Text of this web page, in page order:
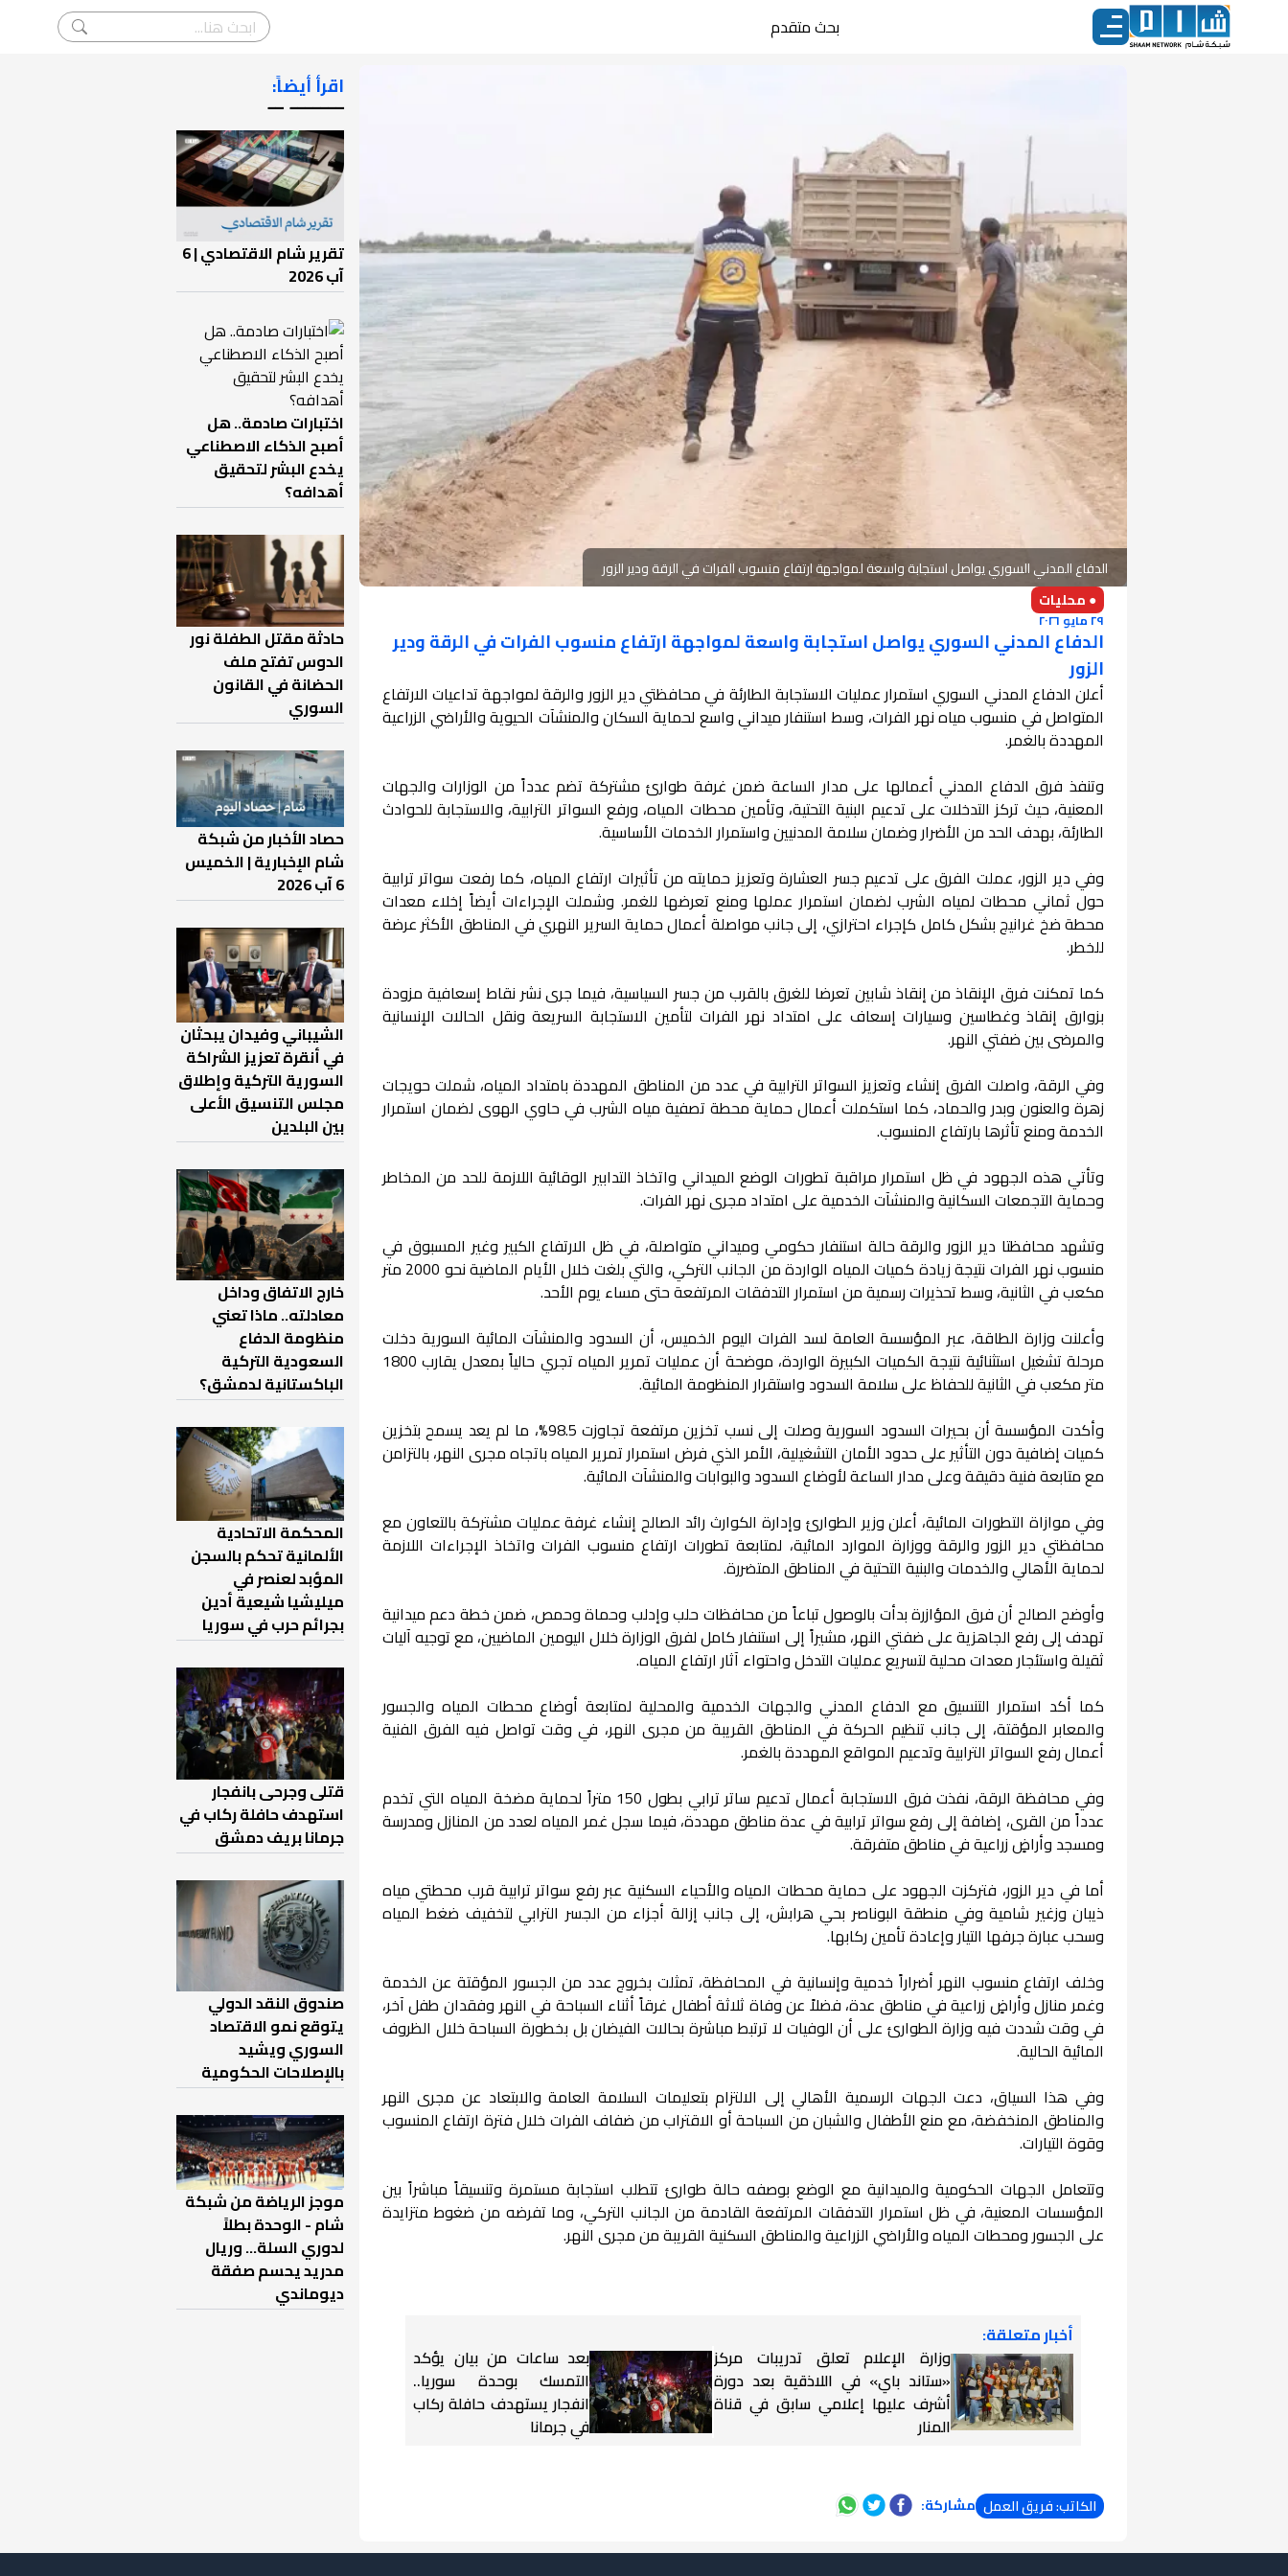
بحث متقدم
الدفاع المدني السوري يواصل استجابة واسعة لمواجهة ارتفاع منسوب الفرات في الرقة ودير الزور
● محليات
٢٩ مايو ٢٠٢٦
الدفاع المدني السوري يواصل استجابة واسعة لمواجهة ارتفاع منسوب الفرات في الرقة ودير
الزور
أعلن الدفاع المدني السوري استمرار عمليات الاستجابة الطارئة في محافظتي دير الزور والرقة لمواجهة تداعيات الارتفاع
المتواصل في منسوب مياه نهر الفرات، وسط استنفار ميداني واسع لحماية السكان والمنشآت الحيوية والأراضي الزراعية
المهددة بالغمر.
وتنفذ فرق الدفاع المدني أعمالها على مدار الساعة ضمن غرفة طوارئ مشتركة تضم عدداً من الوزارات والجهات
المعنية، حيث تركز التدخلات على تدعيم البنية التحتية، وتأمين محطات المياه، ورفع السواتر الترابية، والاستجابة للحوادث
الطارئة، بهدف الحد من الأضرار وضمان سلامة المدنيين واستمرار الخدمات الأساسية.
وفي دير الزور، عملت الفرق على تدعيم جسر العشارة وتعزيز حمايته من تأثيرات ارتفاع المياه، كما رفعت سواتر ترابية
حول ثماني محطات لمياه الشرب لضمان استمرار عملها ومنع تعرضها للغمر. وشملت الإجراءات أيضاً إخلاء معدات
محطة ضخ غرانيج بشكل كامل كإجراء احترازي، إلى جانب مواصلة أعمال حماية السرير النهري في المناطق الأكثر عرضة
للخطر.
كما تمكنت فرق الإنقاذ من إنقاذ شابين تعرضا للغرق بالقرب من جسر السياسية، فيما جرى نشر نقاط إسعافية مزودة
بزوارق إنقاذ وغطاسين وسيارات إسعاف على امتداد نهر الفرات لتأمين الاستجابة السريعة ونقل الحالات الإنسانية
والمرضى بين ضفتي النهر.
وفي الرقة، واصلت الفرق إنشاء وتعزيز السواتر الترابية في عدد من المناطق المهددة بامتداد المياه، شملت حويجات
زهرة والعنون وبدر والحماد، كما استكملت أعمال حماية محطة تصفية مياه الشرب في حاوي الهوى لضمان استمرار
الخدمة ومنع تأثرها بارتفاع المنسوب.
وتأتي هذه الجهود في ظل استمرار مراقبة تطورات الوضع الميداني واتخاذ التدابير الوقائية اللازمة للحد من المخاطر
وحماية التجمعات السكانية والمنشآت الخدمية على امتداد مجرى نهر الفرات.
وتشهد محافظتا دير الزور والرقة حالة استنفار حكومي وميداني متواصلة، في ظل الارتفاع الكبير وغير المسبوق في
منسوب نهر الفرات نتيجة زيادة كميات المياه الواردة من الجانب التركي، والتي بلغت خلال الأيام الماضية نحو 2000 متر
مكعب في الثانية، وسط تحذيرات رسمية من استمرار التدفقات المرتفعة حتى مساء يوم الأحد.
وأعلنت وزارة الطاقة، عبر المؤسسة العامة لسد الفرات اليوم الخميس، أن السدود والمنشآت المائية السورية دخلت
مرحلة تشغيل استثنائية نتيجة الكميات الكبيرة الواردة، موضحة أن عمليات تمرير المياه تجري حالياً بمعدل يقارب 1800
متر مكعب في الثانية للحفاظ على سلامة السدود واستقرار المنظومة المائية.
وأكدت المؤسسة أن بحيرات السدود السورية وصلت إلى نسب تخزين مرتفعة تجاوزت 98.5%، ما لم يعد يسمح بتخزين
كميات إضافية دون التأثير على حدود الأمان التشغيلية، الأمر الذي فرض استمرار تمرير المياه باتجاه مجرى النهر، بالتزامن
مع متابعة فنية دقيقة وعلى مدار الساعة لأوضاع السدود والبوابات والمنشآت المائية.
وفي موازاة التطورات المائية، أعلن وزير الطوارئ وإدارة الكوارث رائد الصالح إنشاء غرفة عمليات مشتركة بالتعاون مع
محافظتي دير الزور والرقة ووزارة الموارد المائية، لمتابعة تطورات ارتفاع منسوب الفرات واتخاذ الإجراءات اللازمة
لحماية الأهالي والخدمات والبنية التحتية في المناطق المتضررة.
وأوضح الصالح أن فرق المؤازرة بدأت بالوصول تباعاً من محافظات حلب وإدلب وحماة وحمص، ضمن خطة دعم ميدانية
تهدف إلى رفع الجاهزية على ضفتي النهر، مشيراً إلى استنفار كامل لفرق الوزارة خلال اليومين الماضيين، مع توجيه آليات
ثقيلة واستئجار معدات محلية لتسريع عمليات التدخل واحتواء آثار ارتفاع المياه.
كما أكد استمرار التنسيق مع الدفاع المدني والجهات الخدمية والمحلية لمتابعة أوضاع محطات المياه والجسور
والمعابر المؤقتة، إلى جانب تنظيم الحركة في المناطق القريبة من مجرى النهر، في وقت تواصل فيه الفرق الفنية
أعمال رفع السواتر الترابية وتدعيم المواقع المهددة بالغمر.
وفي محافظة الرقة، نفذت فرق الاستجابة أعمال تدعيم ساتر ترابي بطول 150 متراً لحماية مضخة المياه التي تخدم
عدداً من القرى، إضافة إلى رفع سواتر ترابية في عدة مناطق مهددة، فيما سجل غمر المياه لعدد من المنازل ومدرسة
ومسجد وأراضٍ زراعية في مناطق متفرقة.
أما في دير الزور، فتركزت الجهود على حماية محطات المياه والأحياء السكنية عبر رفع سواتر ترابية قرب محطتي مياه
ذيبان وزغير شامية وفي منطقة البوناصر بحي هرابش، إلى جانب إزالة أجزاء من الجسر الترابي لتخفيف ضغط المياه
وسحب عبارة جرفها التيار وإعادة تأمين ركابها.
وخلف ارتفاع منسوب النهر أضراراً خدمية وإنسانية في المحافظة، تمثلت بخروج عدد من الجسور المؤقتة عن الخدمة
وغمر منازل وأراضٍ زراعية في مناطق عدة، فضلاً عن وفاة ثلاثة أطفال غرقاً أثناء السباحة في النهر وفقدان طفل آخر،
في وقت شددت فيه وزارة الطوارئ على أن الوفيات لا ترتبط مباشرة بحالات الفيضان بل بخطورة السباحة خلال الظروف
المائية الحالية.
وفي هذا السياق، دعت الجهات الرسمية الأهالي إلى الالتزام بتعليمات السلامة العامة والابتعاد عن مجرى النهر
والمناطق المنخفضة، مع منع الأطفال والشبان من السباحة أو الاقتراب من ضفاف الفرات خلال فترة ارتفاع المنسوب
وقوة التيارات.
وتتعامل الجهات الحكومية والميدانية مع الوضع بوصفه حالة طوارئ تتطلب استجابة مستمرة وتنسيقاً مباشراً بين
المؤسسات المعنية، في ظل استمرار التدفقات المرتفعة القادمة من الجانب التركي، وما تفرضه من ضغوط متزايدة
على الجسور ومحطات المياه والأراضي الزراعية والمناطق السكنية القريبة من مجرى النهر.
أخبار متعلقة:
وزارة الإعلام تعلق تدريبات مركز
«ستاند باي» في اللاذقية بعد دورة
أشرف عليها إعلامي سابق في قناة
المنار
بعد ساعات من بيان يؤكد
التمسك بوحدة سوريا..
انفجار يستهدف حافلة ركاب
في جرمانا
الكاتب: فريق العمل مشاركة:
اقرأ أيضاً:
ـــــــ ــ
تقرير شام الاقتصادي | 6
آب 2026
اختبارات صادمة.. هل
أصبح الذكاء الاصطناعي
يخدع البشر لتحقيق
أهدافه؟
حادثة مقتل الطفلة نور
الدوس تفتح ملف
الحضانة في القانون
السوري
حصاد الأخبار من شبكة
شام الإخبارية | الخميس
6 آب 2026
الشيباني وفيدان يبحثان
في أنقرة تعزيز الشراكة
السورية التركية وإطلاق
مجلس التنسيق الأعلى
بين البلدين
خارج الاتفاق وداخل
معادلته.. ماذا تعني
منظومة الدفاع
السعودية التركية
الباكستانية لدمشق؟
المحكمة الاتحادية
الألمانية تحكم بالسجن
المؤبد لعنصر في
ميليشيا شيعية أدين
بجرائم حرب في سوريا
قتلى وجرحى بانفجار
استهدف حافلة ركاب في
جرمانا بريف دمشق
صندوق النقد الدولي
يتوقع نمو الاقتصاد
السوري ويشيد
بالإصلاحات الحكومية
موجز الرياضة من شبكة
شام - الوحدة بطلاً
لدوري السلة... وريال
مدريد يحسم صفقة
ديوماندي